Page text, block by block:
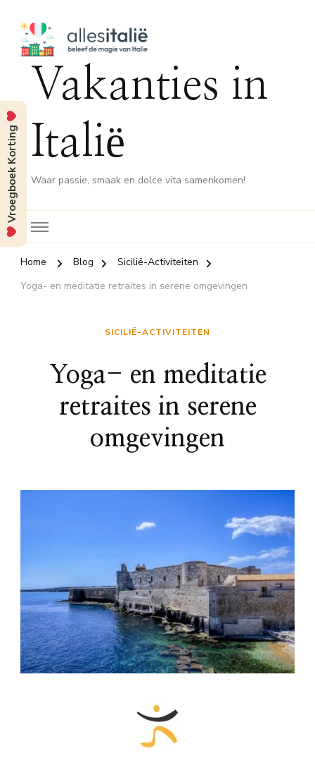
Vakanties in
Italië
Waar passie, smaak en dolce vita samenkomen!
Home Blog
Sicilië-Activiteiten
Yoga- en meditatie retraites in serene omgevingen
SICILIË-ACTIVITEITEN
Yoga- en meditatie
retraites in serene
omgevingen
Vroegboek Korting